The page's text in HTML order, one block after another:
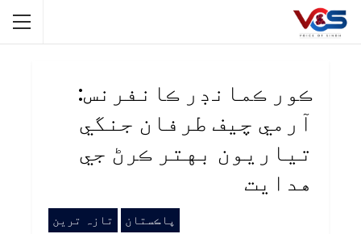
ڪور ڪمانڊر ڪانفرنس:
آرمي چيف طرفان جنگي
تياريون بهتر ڪرڻ جي
هدايت
پاڪستان تازہ ترین